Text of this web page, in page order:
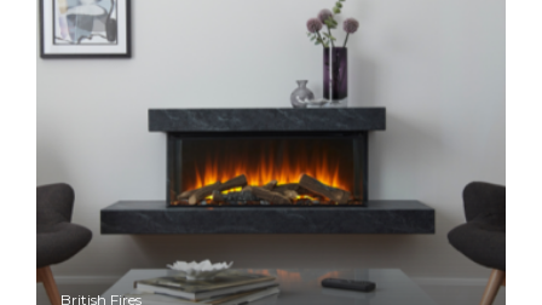
British Fires